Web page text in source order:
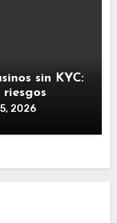
sin KYC:
2026